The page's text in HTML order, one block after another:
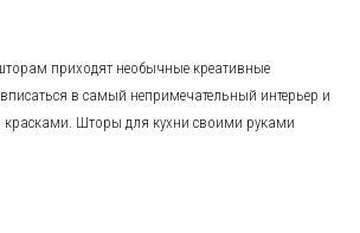
приходят необычные креативные
в самый непримечательный интерьер и
красками. Шторы для кухни своими руками